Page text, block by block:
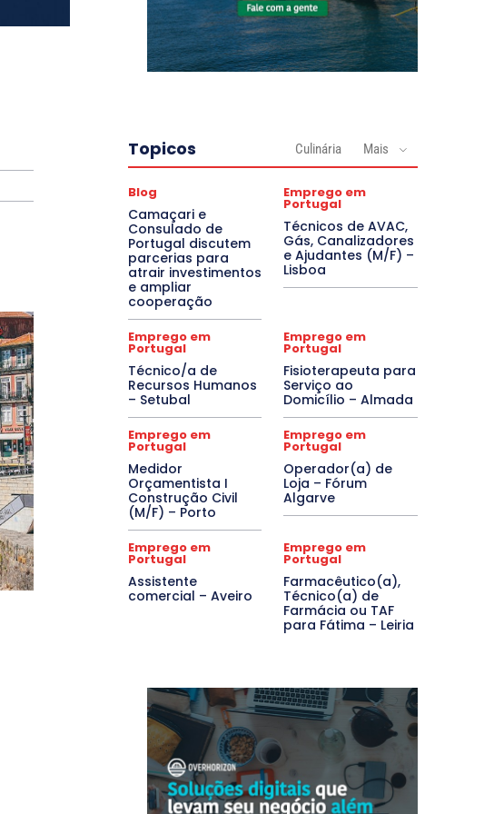
Topicos Culinária Mais
Blog
Camaçari e
Consulado de
Portugal discutem
parcerias para
atrair investimentos
e ampliar
cooperação
Emprego em
Portugal
Técnicos de AVAC,
Gás, Canalizadores
e Ajudantes (M/F) –
Lisboa
Emprego em
Portugal
Técnico/a de
Recursos Humanos
– Setubal
Emprego em
Portugal
Fisioterapeuta para
Serviço ao
Domicílio – Almada
Emprego em
Portugal
Medidor
Orçamentista I
Construção Civil
(M/F) – Porto
Emprego em
Portugal
Operador(a) de
Loja – Fórum
Algarve
Emprego em
Portugal
Assistente
comercial – Aveiro
Emprego em
Portugal
Farmacêutico(a),
Técnico(a) de
Farmácia ou TAF
para Fátima – Leiria